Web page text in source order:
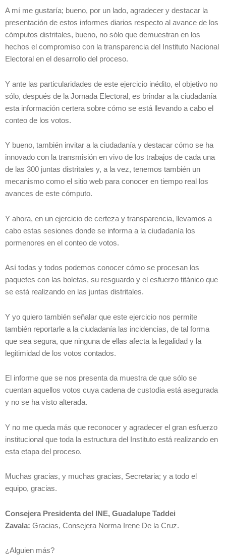
A mí me gustaría; bueno, por un lado, agradecer y destacar la
presentación de estos informes diarios respecto al avance de los
cómputos distritales, bueno, no sólo que demuestran en los
hechos el compromiso con la transparencia del Instituto Nacional
Electoral en el desarrollo del proceso.
Y ante las particularidades de este ejercicio inédito, el objetivo no
sólo, después de la Jornada Electoral, es brindar a la ciudadanía
esta información certera sobre cómo se está llevando a cabo el
conteo de los votos.
Y bueno, también invitar a la ciudadanía y destacar cómo se ha
innovado con la transmisión en vivo de los trabajos de cada una
de las 300 juntas distritales y, a la vez, tenemos también un
mecanismo como el sitio web para conocer en tiempo real los
avances de este cómputo.
Y ahora, en un ejercicio de certeza y transparencia, llevamos a
cabo estas sesiones donde se informa a la ciudadanía los
pormenores en el conteo de votos.
Así todas y todos podemos conocer cómo se procesan los
paquetes con las boletas, su resguardo y el esfuerzo titánico que
se está realizando en las juntas distritales.
Y yo quiero también señalar que este ejercicio nos permite
también reportarle a la ciudadanía las incidencias, de tal forma
que sea segura, que ninguna de ellas afecta la legalidad y la
legitimidad de los votos contados.
El informe que se nos presenta da muestra de que sólo se
cuentan aquellos votos cuya cadena de custodia está asegurada
y no se ha visto alterada.
Y no me queda más que reconocer y agradecer el gran esfuerzo
institucional que toda la estructura del Instituto está realizando en
esta etapa del proceso.
Muchas gracias, y muchas gracias, Secretaria; y a todo el
equipo, gracias.
Consejera Presidenta del INE, Guadalupe Taddei
Zavala: Gracias, Consejera Norma Irene De la Cruz.
¿Alguien más?